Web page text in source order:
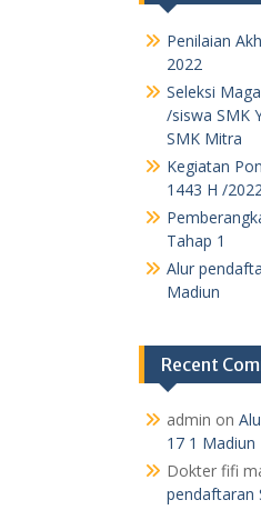
Penilaian
2022
Seleksi
/siswa SMK
SMK Mitra
Kegiatan
1443 H /
Tahap 1
Alur
Madiun
Recent
admin on
17 1 Madiun
Dokter fifi
pendaftaran